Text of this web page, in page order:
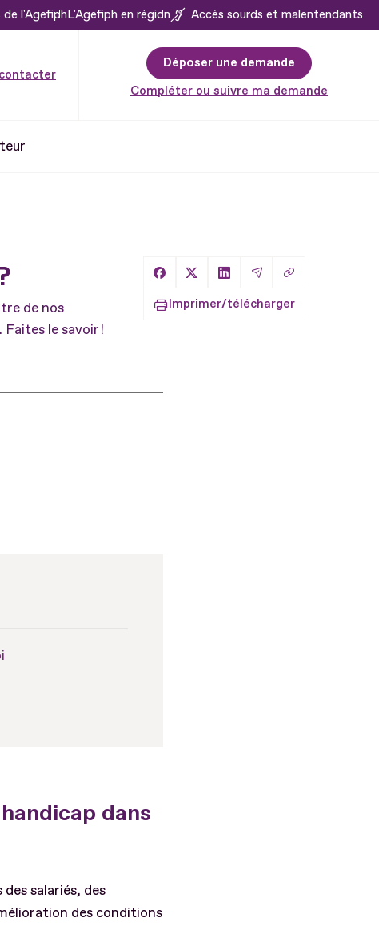
de l'AgefiphL'Agefiph en région Accès sourds et malentendants
Déposer une demande
Compléter ou suivre ma demande
de nos
le savoir !
Partager sur Facebook
Partager sur X
Partager sur LinkedIn
Partager par Email
Copier le lien
Imprimer/télécharger
dans
salariés, des
des conditions